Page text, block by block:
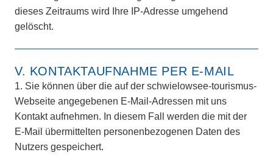
dieses Zeitraums wird Ihre IP-Adresse umgehend
gelöscht.
V. KONTAKTAUFNAHME PER E-MAIL
1. Sie können über die auf der schwielowsee-tourismus-
Webseite angegebenen E-Mail-Adressen mit uns
Kontakt aufnehmen. In diesem Fall werden die mit der
E-Mail übermittelten personenbezogenen Daten des
Nutzers gespeichert.